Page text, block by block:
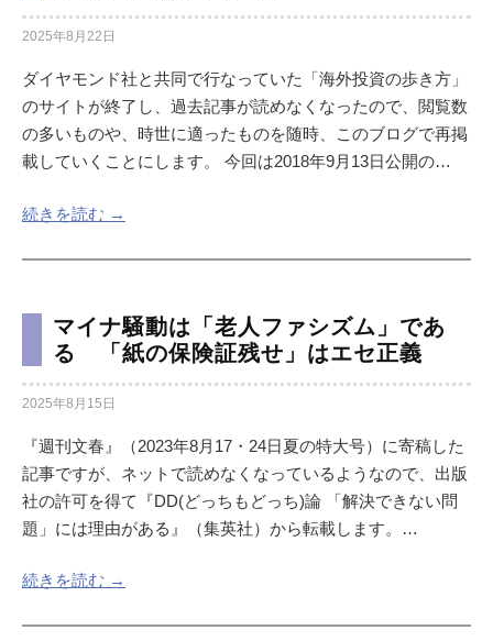
2025年8月22日
ダイヤモンド社と共同で行なっていた「海外投資の歩き方」
のサイトが終了し、過去記事が読めなくなったので、閲覧数
の多いものや、時世に適ったものを随時、このブログで再掲
載していくことにします。 今回は2018年9月13日公開の…
続きを読む →
マイナ騒動は「老人ファシズム」であ
る 「紙の保険証残せ」はエセ正義
2025年8月15日
『週刊文春』（2023年8月17・24日夏の特大号）に寄稿した
記事ですが、ネットで読めなくなっているようなので、出版
社の許可を得て『DD(どっちもどっち)論 「解決できない問
題」には理由がある』（集英社）から転載します。…
続きを読む →